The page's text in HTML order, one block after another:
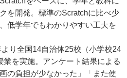
を開発。標準のScratchに比べ少
低学年でもわかりやすい工夫を
り全国14自治体25校（小学校24
業を実施。アンケート結果による
の負担が少なかった」「また使